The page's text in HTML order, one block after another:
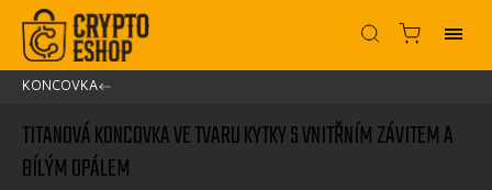
KONCOVKA/
TITANOVÁ KONCOVKA VE TVARU KYTKY S VNITŘNÍM ZÁVITEM A
BÍLÝM OPÁLEM